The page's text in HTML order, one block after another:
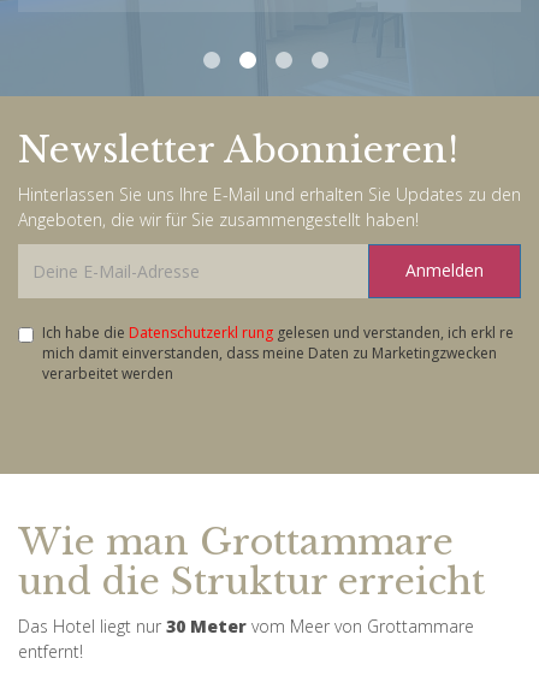
Newsletter Abonnieren!
Hinterlassen Sie uns Ihre E-Mail und erhalten Sie Updates zu den
Angeboten, die wir für Sie zusammengestellt haben!
Anmelden
Ich habe die Datenschutzerkl rung gelesen und verstanden, ich erkl re
mich damit einverstanden, dass meine Daten zu Marketingzwecken
verarbeitet werden
Wie man Grottammare
und die Struktur erreicht
Das Hotel liegt nur 30 Meter vom Meer von Grottammare
entfernt!